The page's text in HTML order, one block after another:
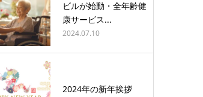
ビルが始動・全年齢健
康サービス...
2024.07.10
2024年の新年挨拶